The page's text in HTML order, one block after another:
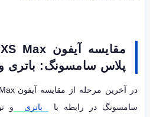
مقایسه آیفون XS Max
پلاس سامسونگ: باتری
سامسونگ در رابطه با
باتری
و